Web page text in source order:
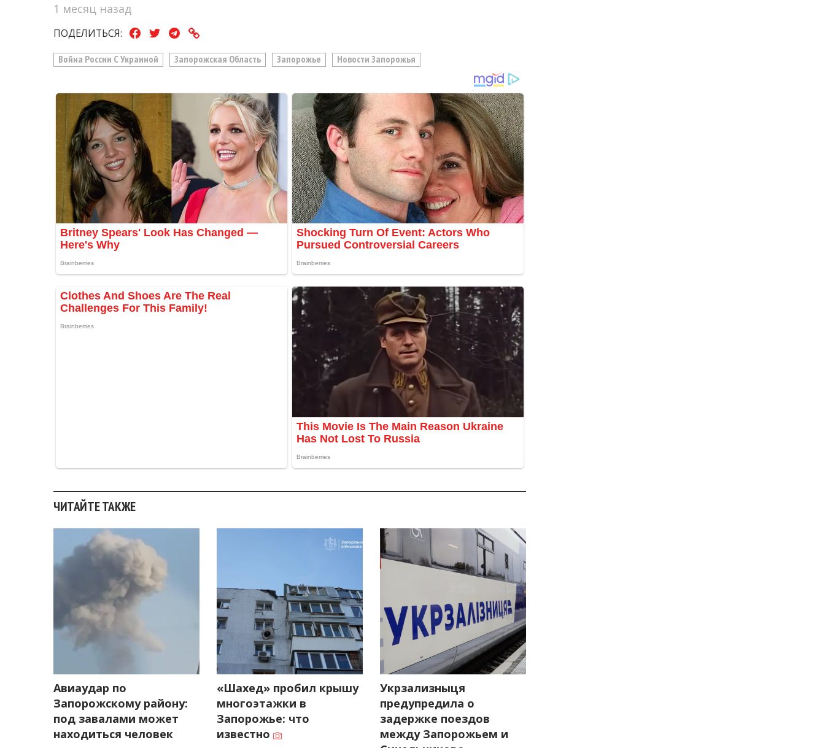
1 месяц назад
ПОДЕЛИТЬСЯ:
Война России С Украиной Запорожская Область Запорожье Новости Запорожья
ЧИТАЙТЕ ТАКЖЕ
Авиаудар по
Запорожскому району:
под завалами может
находиться человек
«Шахед» пробил крышу
многоэтажки в
Запорожье: что
известно
Укрзализныця
предупредила о
задержке поездов
между Запорожьем и